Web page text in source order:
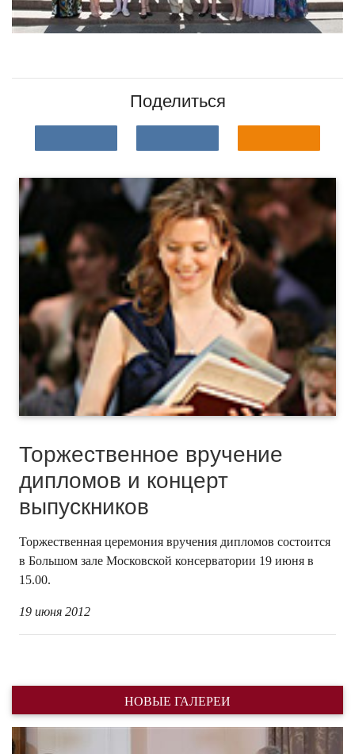
Поделиться
Торжественное вручение
дипломов и концерт
выпускников
Торжественная церемония вручения дипломов состоится
в Большом зале Московской консерватории 19 июня в
15.00.
19 июня 2012
НОВЫЕ ГАЛЕРЕИ